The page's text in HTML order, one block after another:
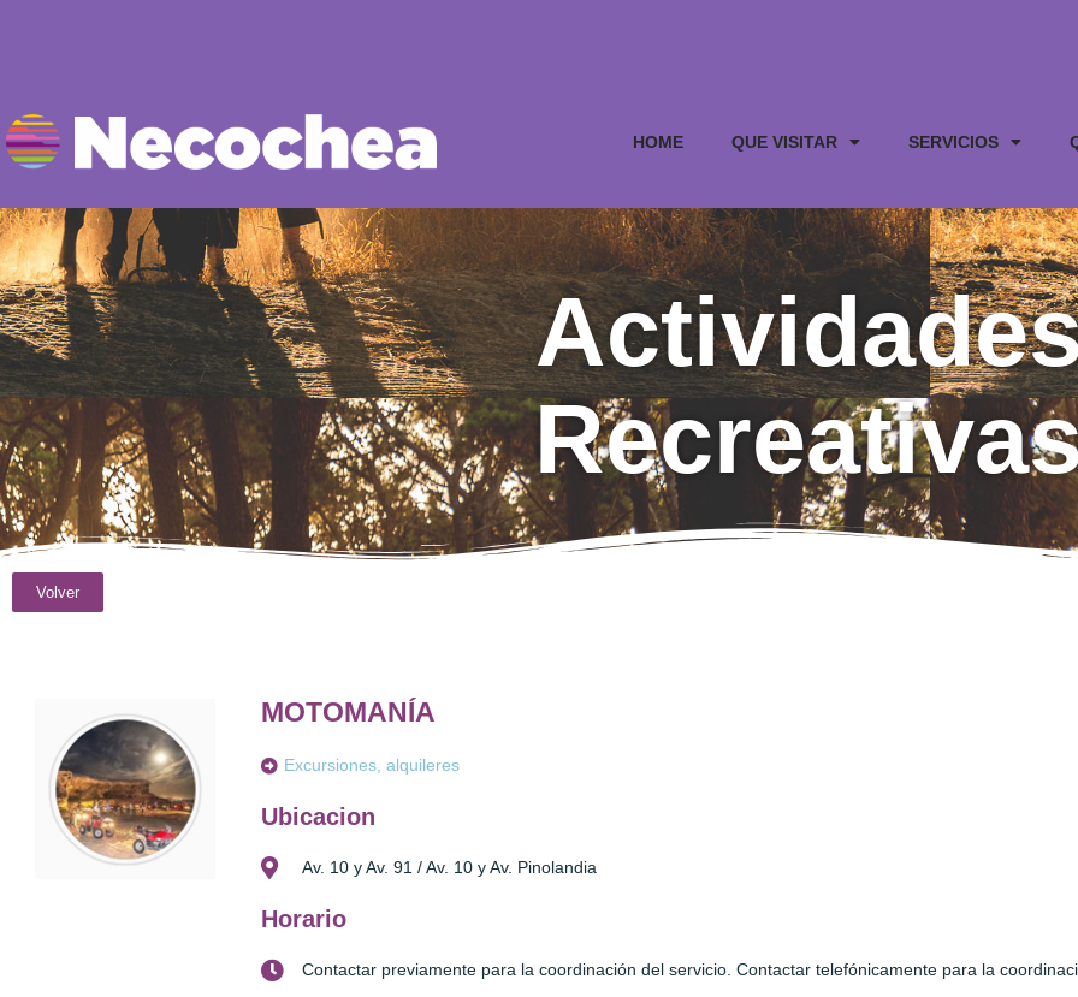
HOME QUE VISITAR SERVICIOS
Volver
MOTOMANÍA
Excursiones, alquileres
Ubicacion
Av. 10 y Av. 91 / Av. 10 y Av. Pinolandia
Horario
Contactar previamente para la coordinación del servicio. Contactar telefónicamente para la